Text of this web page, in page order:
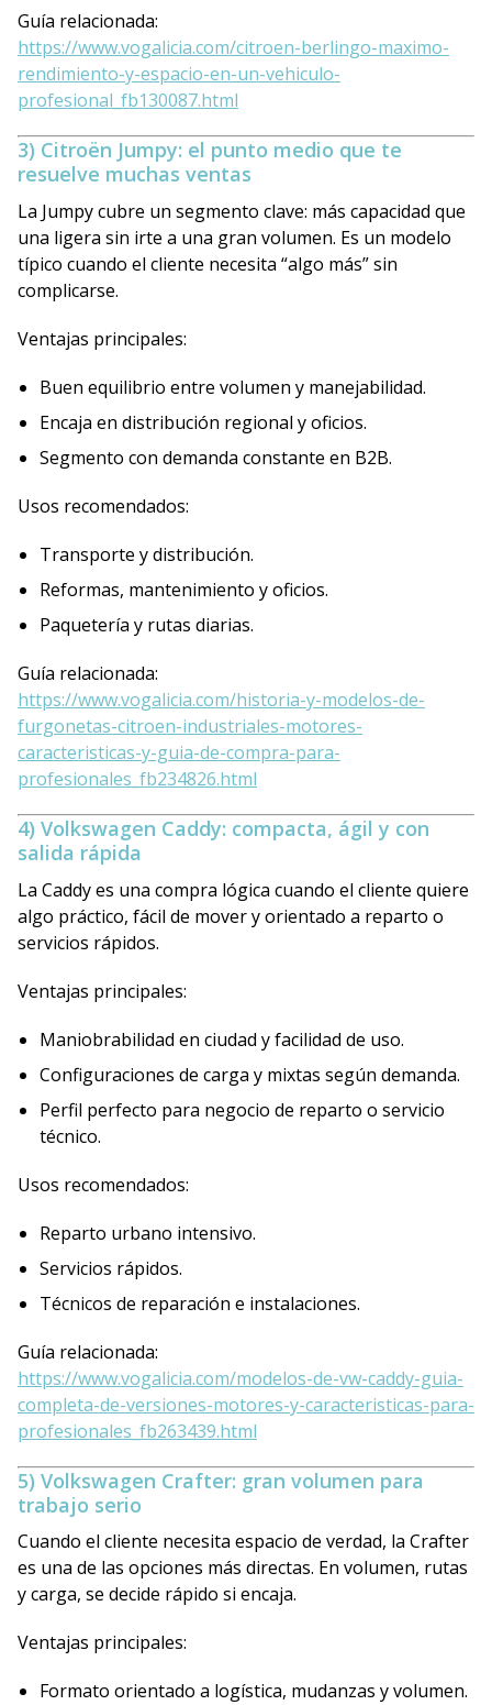
Guía relacionada:
https://www.vogalicia.com/citroen-berlingo-maximo-
rendimiento-y-espacio-en-un-vehiculo-
profesional_fb130087.html
3) Citroën Jumpy: el punto medio que te
resuelve muchas ventas
La Jumpy cubre un segmento clave: más capacidad que
una ligera sin irte a una gran volumen. Es un modelo
típico cuando el cliente necesita “algo más” sin
complicarse.
Ventajas principales:
Buen equilibrio entre volumen y manejabilidad.
Encaja en distribución regional y oficios.
Segmento con demanda constante en B2B.
Usos recomendados:
Transporte y distribución.
Reformas, mantenimiento y oficios.
Paquetería y rutas diarias.
Guía relacionada:
https://www.vogalicia.com/historia-y-modelos-de-
furgonetas-citroen-industriales-motores-
caracteristicas-y-guia-de-compra-para-
profesionales_fb234826.html
4) Volkswagen Caddy: compacta, ágil y con
salida rápida
La Caddy es una compra lógica cuando el cliente quiere
algo práctico, fácil de mover y orientado a reparto o
servicios rápidos.
Ventajas principales:
Maniobrabilidad en ciudad y facilidad de uso.
Configuraciones de carga y mixtas según demanda.
Perfil perfecto para negocio de reparto o servicio
técnico.
Usos recomendados:
Reparto urbano intensivo.
Servicios rápidos.
Técnicos de reparación e instalaciones.
Guía relacionada:
https://www.vogalicia.com/modelos-de-vw-caddy-guia-
completa-de-versiones-motores-y-caracteristicas-para-
profesionales_fb263439.html
5) Volkswagen Crafter: gran volumen para
trabajo serio
Cuando el cliente necesita espacio de verdad, la Crafter
es una de las opciones más directas. En volumen, rutas
y carga, se decide rápido si encaja.
Ventajas principales:
Formato orientado a logística, mudanzas y volumen.